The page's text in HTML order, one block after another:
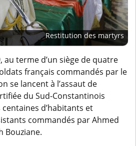
Restitution des martyrs
au terme d’un siège de quatre
français commandés par le
se lancent à l’assaut de
du Sud-Constantinois
d’habitants et
commandés par Ahmed
Bouziane.